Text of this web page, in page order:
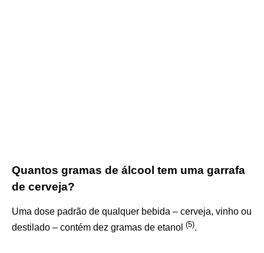
Quantos gramas de álcool tem uma garrafa
de cerveja?
Uma dose padrão de qualquer bebida – cerveja, vinho ou
destilado – contém dez gramas de etanol (5).